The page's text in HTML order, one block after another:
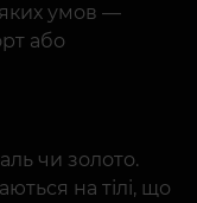
яких умов —
або
чи золото.
на тілі, що